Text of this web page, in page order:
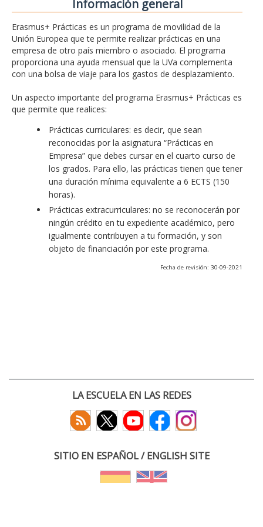
Información general
Erasmus+ Prácticas es un programa de movilidad de la
Unión Europea que te permite realizar prácticas en una
empresa de otro país miembro o asociado. El programa
proporciona una ayuda mensual que la UVa complementa
con una bolsa de viaje para los gastos de desplazamiento.
Un aspecto importante del programa Erasmus+ Prácticas es
que permite que realices:
Prácticas curriculares: es decir, que sean
reconocidas por la asignatura “Prácticas en
Empresa” que debes cursar en el cuarto curso de
los grados. Para ello, las prácticas tienen que tener
una duración mínima equivalente a 6 ECTS (150
horas).
Prácticas extracurriculares: no se reconocerán por
ningún crédito en tu expediente académico, pero
igualmente contribuyen a tu formación, y son
objeto de financiación por este programa.
Fecha de revisión: 30-09-2021
LA ESCUELA EN LAS REDES
SITIO EN ESPAÑOL / ENGLISH SITE